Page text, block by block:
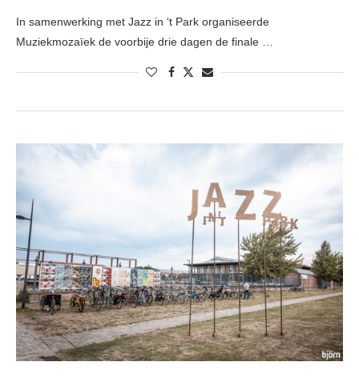
In samenwerking met Jazz in ‘t Park organiseerde
Muziekmozaïek de voorbije drie dagen de finale …